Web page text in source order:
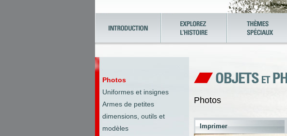
Photos
Uniformes et insignes
Armes de petites
dimensions, outils et
modèles
Photos
Imprimer